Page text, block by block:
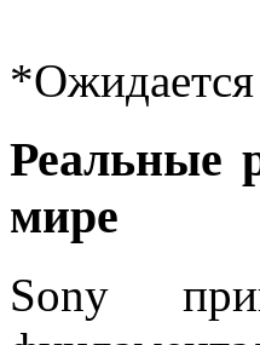
Реальные
мире
Sony